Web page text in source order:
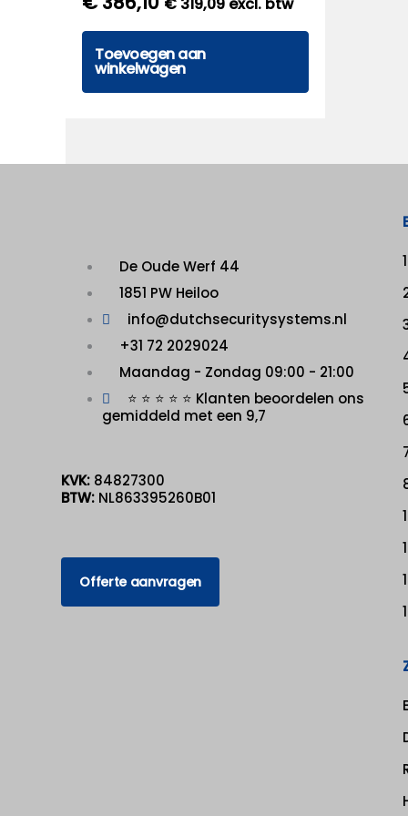
Toevoegen aan
winkelwagen
De Oude Werf 44
1851 PW Heiloo
info@dutchsecuritysystems.nl
+31 72 2029024
Maandag - Zondag 09:00 - 21:00
⭐ ⭐ ⭐ ⭐ ⭐ Klanten beoordelen ons
gemiddeld met een 9,7
KVK: 84827300
BTW: NL863395260B01
Offerte aanvragen